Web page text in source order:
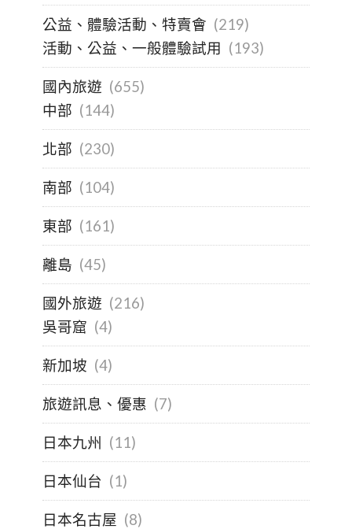
公益、體驗活動、特賣會 (219)
活動、公益、一般體驗試用 (193)
國內旅遊 (655)
中部 (144)
北部 (230)
南部 (104)
東部 (161)
離島 (45)
國外旅遊 (216)
吳哥窟 (4)
新加坡 (4)
旅遊訊息、優惠 (7)
日本九州 (11)
日本仙台 (1)
日本名古屋 (8)